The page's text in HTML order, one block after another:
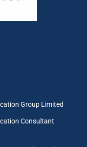
Group Limited
Consultant